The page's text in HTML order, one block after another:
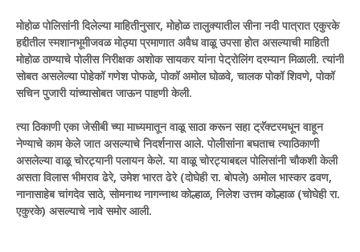
मोहोळ पोलिसांनी दिलेल्या माहितीनुसार, मोहोळ तालुक्यातील सीना नदी पात्रात एकुरके
हद्दीतील स्मशानभूमीजवळ मोठ्या प्रमाणात अवैध वाळू उपसा होत असल्याची माहिती
मोहोळ ठाण्याचे पोलीस निरीक्षक अशोक सायकर यांना पेट्रोलिंग दरम्यान मिळाली. त्यांनी
सोबत असलेल्या पोहेकॉ गणेश पोफळे, पोकॉ अमोल घोळवे, चालक पोकॉ शिवणे, पोकॉ
सचिन पुजारी यांच्यासोबत जाऊन पाहणी केली.
त्या ठिकाणी एका जेसीबी च्या माध्यमातून वाळू साठा करून सहा ट्रॅक्टरमधून वाहून
नेण्याचे काम केले जात असल्याचे निदर्शनास आले. पोलीसांना बघताच त्याठिकाणी
असलेल्या वाळू चोरट्यानी पलायन केले. या वाळू चोरट्याबद्दल पोलिसांनी चौकशी केली
असता विलास भीमराव ढेरे, उमेश भारत ढेरे (दोघेही रा. बोपले) अमोल भास्कर ढवण,
नानासाहेब चांगदेव साठे, सोमनाथ नागन्नाथ कोल्हाळ, निलेश उत्तम कोल्हाळ (चोघेही रा.
एकुरके) असल्याचे नावे समोर आली.